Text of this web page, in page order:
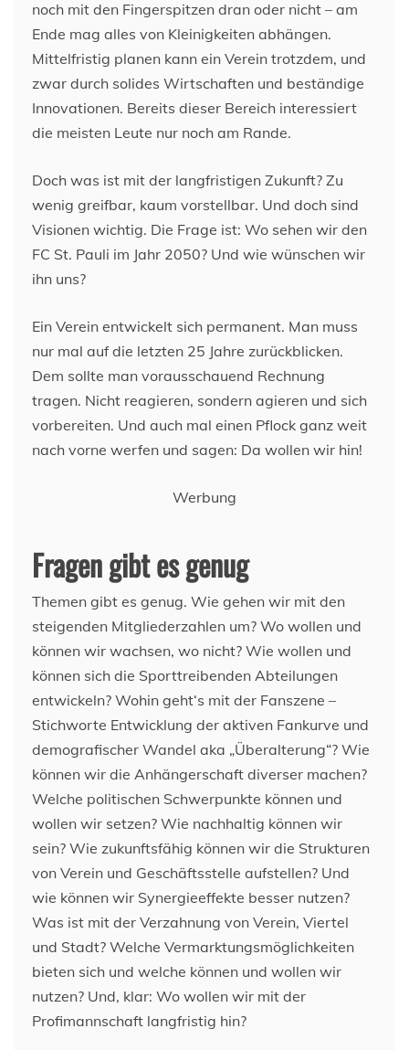
noch mit den Fingerspitzen dran oder nicht – am
Ende mag alles von Kleinigkeiten abhängen.
Mittelfristig planen kann ein Verein trotzdem, und
zwar durch solides Wirtschaften und beständige
Innovationen. Bereits dieser Bereich interessiert
die meisten Leute nur noch am Rande.
Doch was ist mit der langfristigen Zukunft? Zu
wenig greifbar, kaum vorstellbar. Und doch sind
Visionen wichtig. Die Frage ist: Wo sehen wir den
FC St. Pauli im Jahr 2050? Und wie wünschen wir
ihn uns?
Ein Verein entwickelt sich permanent. Man muss
nur mal auf die letzten 25 Jahre zurückblicken.
Dem sollte man vorausschauend Rechnung
tragen. Nicht reagieren, sondern agieren und sich
vorbereiten. Und auch mal einen Pflock ganz weit
nach vorne werfen und sagen: Da wollen wir hin!
Werbung
Fragen gibt es genug
Themen gibt es genug. Wie gehen wir mit den
steigenden Mitgliederzahlen um? Wo wollen und
können wir wachsen, wo nicht? Wie wollen und
können sich die Sporttreibenden Abteilungen
entwickeln? Wohin geht‘s mit der Fanszene –
Stichworte Entwicklung der aktiven Fankurve und
demografischer Wandel aka „Überalterung“? Wie
können wir die Anhängerschaft diverser machen?
Welche politischen Schwerpunkte können und
wollen wir setzen? Wie nachhaltig können wir
sein? Wie zukunftsfähig können wir die Strukturen
von Verein und Geschäftsstelle aufstellen? Und
wie können wir Synergieeffekte besser nutzen?
Was ist mit der Verzahnung von Verein, Viertel
und Stadt? Welche Vermarktungsmöglichkeiten
bieten sich und welche können und wollen wir
nutzen? Und, klar: Wo wollen wir mit der
Profimannschaft langfristig hin?